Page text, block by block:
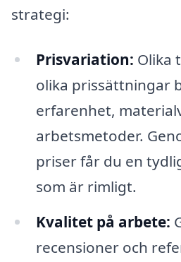
strategi:
Prisvariation: Olika
olika prissättningar
erfarenhet,
arbetsmetoder.
priser får du en
som är rimligt.
Kvalitet på arbete:
recensioner och